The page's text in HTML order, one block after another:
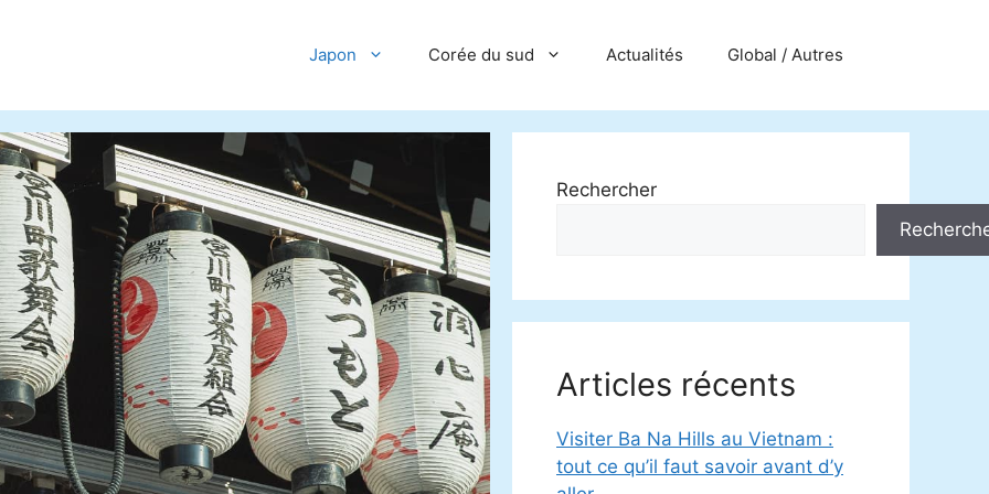
Japon Corée du sud Actualités Global / Autres
Rechercher
Articles récents
Visiter Ba Na Hills au Vietnam :
tout ce qu’il faut savoir avant d’y